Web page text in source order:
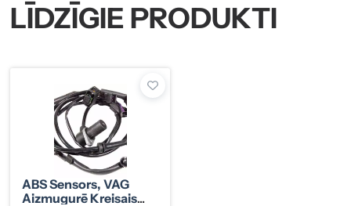
LĪDZĪGIE PRODUKTI
ABS Sensors, VAG
Aizmugurē Kreisais